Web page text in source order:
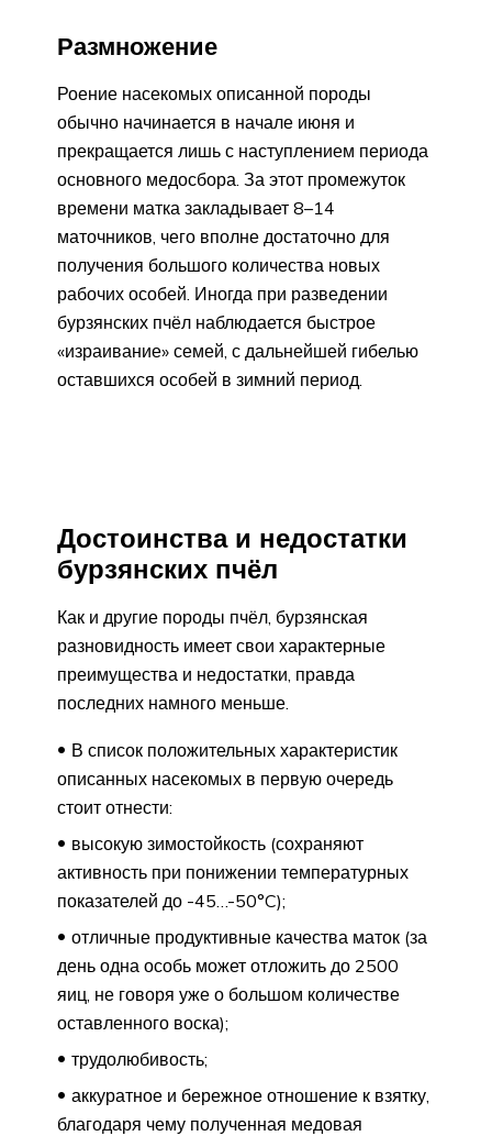
Размножение
Роение насекомых описанной породы
обычно начинается в начале июня и
прекращается лишь с наступлением периода
основного медосбора. За этот промежуток
времени матка закладывает 8–14
маточников, чего вполне достаточно для
получения большого количества новых
рабочих особей. Иногда при разведении
бурзянских пчёл наблюдается быстрое
«израивание» семей, с дальнейшей гибелью
оставшихся особей в зимний период.
Достоинства и недостатки
бурзянских пчёл
Как и другие породы пчёл, бурзянская
разновидность имеет свои характерные
преимущества и недостатки, правда
последних намного меньше.
В список положительных характеристик
описанных насекомых в первую очередь
стоит отнести:
высокую зимостойкость (сохраняют
активность при понижении температурных
показателей до -45…-50°C);
отличные продуктивные качества маток (за
день одна особь может отложить до 2500
яиц, не говоря уже о большом количестве
оставленного воска);
трудолюбивость;
аккуратное и бережное отношение к взятку,
благодаря чему полученная медовая